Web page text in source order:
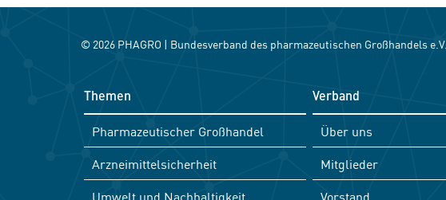
© 2026 PHAGRO | Bundesverband des pharmazeutischen Großhandels e.V.
Themen
Pharmazeutischer Großhandel
Arzneimittelsicherheit
Umwelt und Nachhaltigkeit
Verband
Über uns
Mitglieder
Vorstand